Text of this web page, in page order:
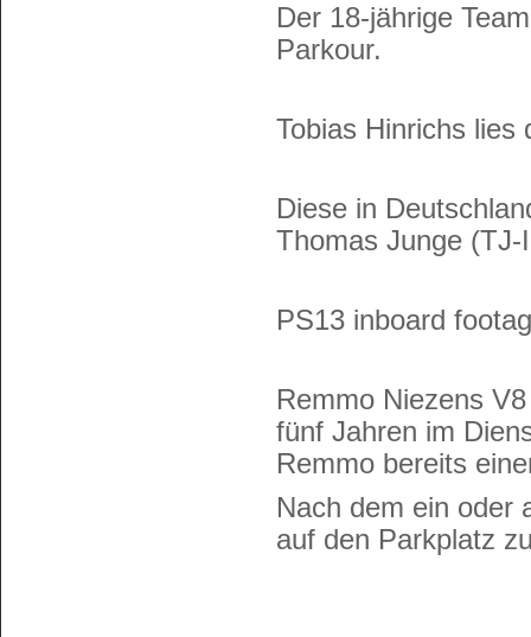
Der 18-jährige
Parkour.
Tobias Hinrichs lies
Diese in
Thomas Junge
PS13 inboard
Remmo Niezens
fünf Jahren im
Remmo bereits
Nach dem ein oder
auf den Parkplatz